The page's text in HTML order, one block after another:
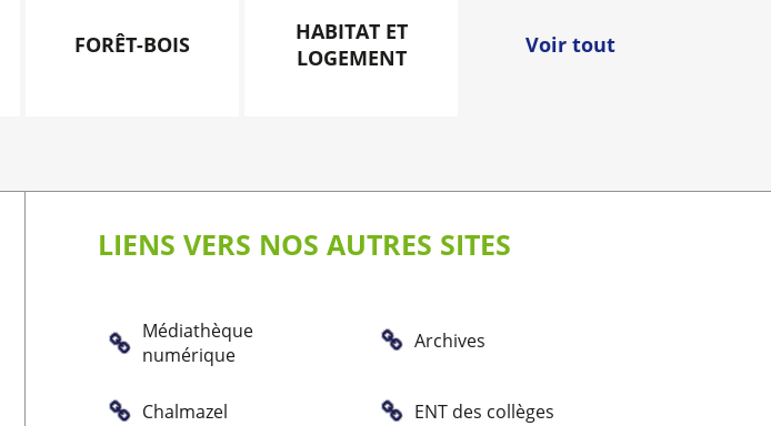
FORÊT-BOIS
HABITAT ET
LOGEMENT
Voir tout
LIENS VERS NOS AUTRES SITES
Médiathèque
numérique
Archives
Chalmazel ENT des collèges